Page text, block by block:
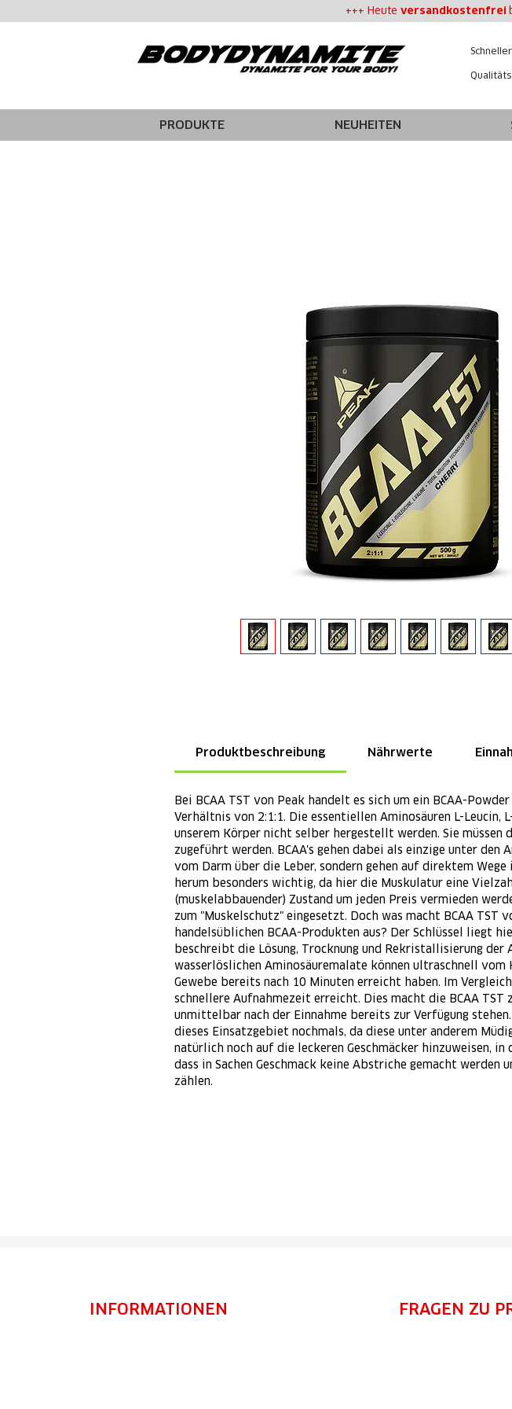
+++ Heute versandkostenfrei
PRODUKTE NEUHEITEN
Produktbeschreibung Nährwerte
Bei BCAA TST von Peak handelt es sich um ein BCAA-
Verhältnis von 2:1:1. Die essentiellen Aminosäuren L-Leucin,
unserem Körper nicht selber hergestellt werden. Sie müssen
zugeführt werden. BCAA's gehen dabei als einzige unter
vom Darm über die Leber, sondern gehen auf direktem
herum besonders wichtig, da hier die Muskulatur eine
(muskelabbauender) Zustand um jeden Preis vermieden
zum "Muskelschutz" eingesetzt. Doch was macht BCAA TST
handelsüblichen BCAA-Produkten aus? Der Schlüssel liegt
beschreibt die Lösung, Trocknung und Rekristallisierung der
wasserlöslichen Aminosäuremalate können ultraschnell
Gewebe bereits nach 10 Minuten erreicht haben. Im
schnellere Aufnahmezeit erreicht. Dies macht die BCAA
unmittelbar nach der Einnahme bereits zur Verfügung
dieses Einsatzgebiet nochmals, da diese unter anderem
natürlich noch auf die leckeren Geschmäcker hinzuweisen,
dass in Sachen Geschmack keine Abstriche gemacht
zählen.
INFORMATIONEN FRAGEN ZU